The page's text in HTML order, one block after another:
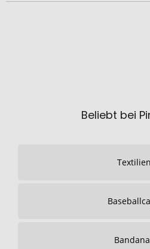
Beliebt bei
Textilien